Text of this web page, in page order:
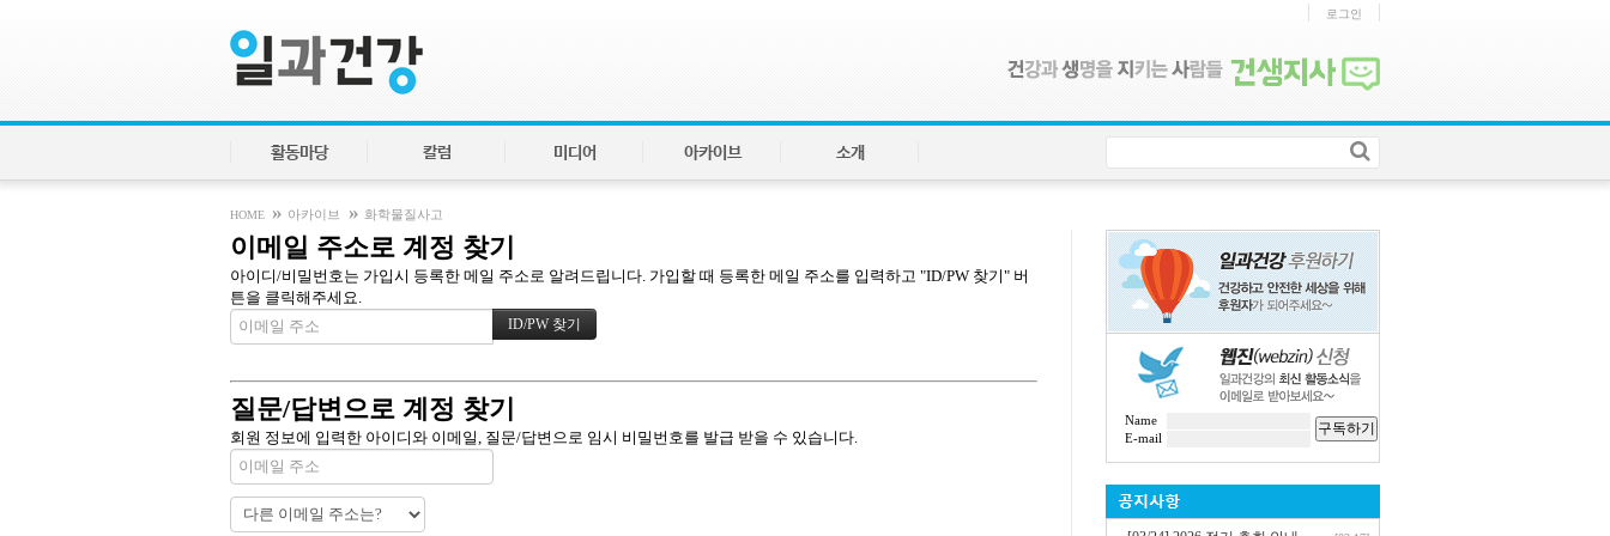
로그인
활동마당 칼럼 미디어 아카이브 소개
HOME » 아카이브 » 화학물질사고
이메일 주소로 계정 찾기
아이디/비밀번호는 가입시 등록한 메일 주소로 알려드립니다. 가입할 때 등록한 메일 주소를 입력하고 "ID/PW 찾기" 버
튼을 클릭해주세요.
질문/답변으로 계정 찾기
회원 정보에 입력한 아이디와 이메일, 질문/답변으로 임시 비밀번호를 발급 받을 수 있습니다.
Name 구독하기
E-mail